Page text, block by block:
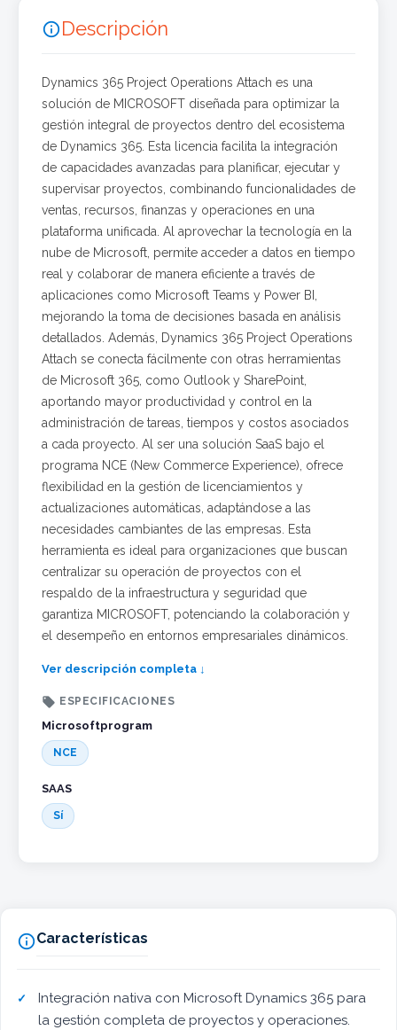
Descripción
Dynamics 365 Project Operations Attach es una
solución de MICROSOFT diseñada para optimizar la
gestión integral de proyectos dentro del ecosistema
de Dynamics 365. Esta licencia facilita la integración
de capacidades avanzadas para planificar, ejecutar y
supervisar proyectos, combinando funcionalidades de
ventas, recursos, finanzas y operaciones en una
plataforma unificada. Al aprovechar la tecnología en la
nube de Microsoft, permite acceder a datos en tiempo
real y colaborar de manera eficiente a través de
aplicaciones como Microsoft Teams y Power BI,
mejorando la toma de decisiones basada en análisis
detallados. Además, Dynamics 365 Project Operations
Attach se conecta fácilmente con otras herramientas
de Microsoft 365, como Outlook y SharePoint,
aportando mayor productividad y control en la
administración de tareas, tiempos y costos asociados
a cada proyecto. Al ser una solución SaaS bajo el
programa NCE (New Commerce Experience), ofrece
flexibilidad en la gestión de licenciamientos y
actualizaciones automáticas, adaptándose a las
necesidades cambiantes de las empresas. Esta
herramienta es ideal para organizaciones que buscan
centralizar su operación de proyectos con el
respaldo de la infraestructura y seguridad que
garantiza MICROSOFT, potenciando la colaboración y
el desempeño en entornos empresariales dinámicos.
Ver descripción completa ↓
 ESPECIFICACIONES
Microsoftprogram
NCE
SAAS
Sí
Características
Integración nativa con Microsoft Dynamics 365 para
la gestión completa de proyectos y operaciones.